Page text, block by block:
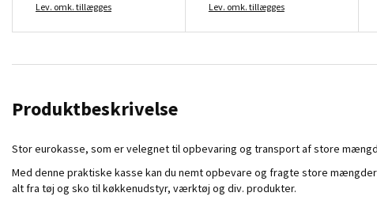
Lev. omk. tillægges Lev. omk. tillægges
Produktbeskrivelse
Stor eurokasse, som er velegnet til opbevaring og transport af store
Med denne praktiske kasse kan du nemt opbevare og fragte store
alt fra tøj og sko til køkkenudstyr, værktøj og div. produkter.